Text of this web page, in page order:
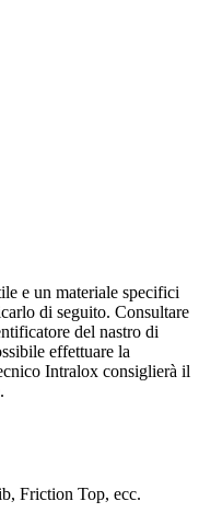
e un materiale specifici
di seguito. Consultare
del nastro di
effettuare la
Intralox consiglierà il
Friction Top, ecc.